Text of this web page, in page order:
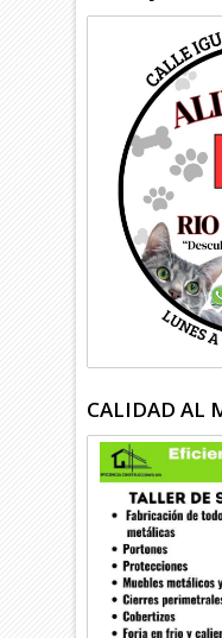
CALIDAD AL